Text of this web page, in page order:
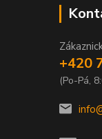
+420
(Po-Pá,